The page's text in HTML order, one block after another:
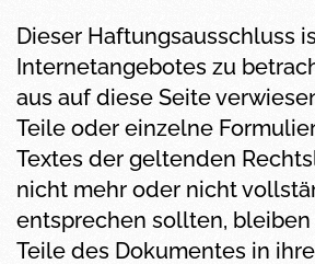
Dieser Haftungsausschluss
Internetangebotes zu
aus auf diese Seite
Teile oder einzelne
Textes der geltenden
nicht mehr oder nicht
entsprechen sollten,
Teile des Dokumentes in